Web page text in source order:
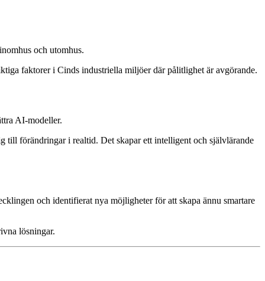
och utomhus.
faktorer i Cinds industriella miljöer där pålitlighet är avgörande.
AI-modeller.
till förändringar i realtid. Det skapar ett intelligent och självlärande
och identifierat nya möjligheter för att skapa ännu smartare
lösningar.